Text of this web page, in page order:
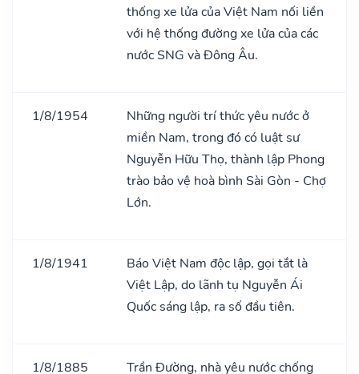
thống xe lửa của Việt Nam nối liền
với hệ thống đường xe lửa của các
nước SNG và Đông Âu.
1/8/1954
Những người trí thức yêu nước ở
miền Nam, trong đó có luật sư
Nguyễn Hữu Thọ, thành lập Phong
trào bảo vệ hoà bình Sài Gòn - Chợ
Lớn.
1/8/1941
Báo Việt Nam độc lập, gọi tắt là
Việt Lập, do lãnh tụ Nguyễn Ái
Quốc sáng lập, ra số đầu tiên.
1/8/1885
Trần Đường, nhà yêu nước chống